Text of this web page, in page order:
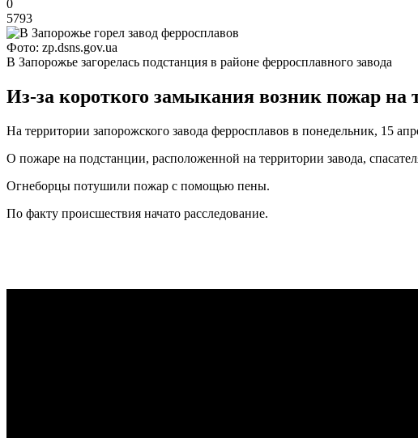
0
5793
Фото: zp.dsns.gov.ua
В Запорожье загорелась подстанция в районе ферросплавного завода
Из-за короткого замыкания возник пожар на
На территории запорожского завода ферросплавов в понедельник, 15
О пожаре на подстанции, расположенной на территории завода,
Огнеборцы потушили пожар с помощью пены.
По факту происшествия начато расследование.